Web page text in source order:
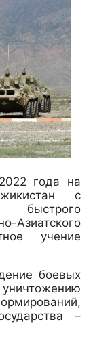
года на
с
учение
боевых
–